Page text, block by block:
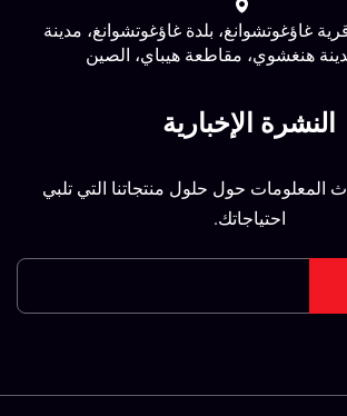
غاؤغوتشوانغ، بلدة غاؤغوتشوانغ، مدينة
هنغشوي، مقاطعة هيباي، الصين
النشرة الإخبارية
حول حلول منتجاتنا التي تلبي
احتياجاتك.